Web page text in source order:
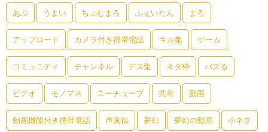
あぶ うまい ちょむまろ ふぇいたん まろ
アップロード カメラ付き携帯電話 キル集 ゲーム
コミュニティ チャンネル デス集 ネタ枠 バズる
ビデオ モノマネ ユーチューブ 共有 動画
動画機能付き携帯電話 声真似 夢幻 夢幻の動画 小ネタ